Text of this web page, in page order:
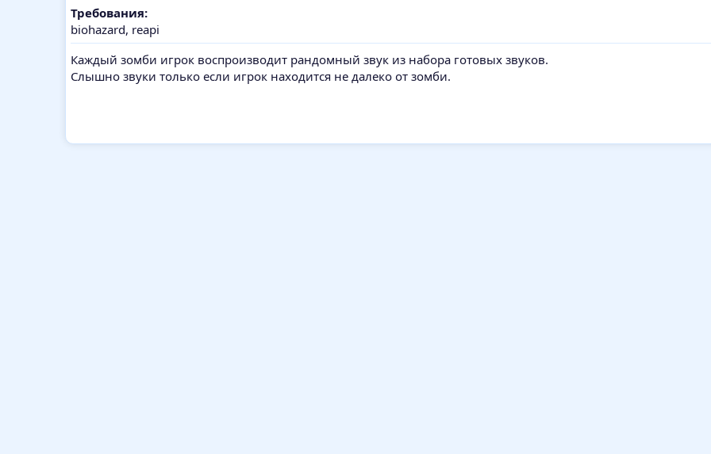
Требования:
biohazard, reapi
Каждый зомби игрок воспроизводит рандомный звук из набора готовых звуков.
Слышно звуки только если игрок находится не далеко от зомби.